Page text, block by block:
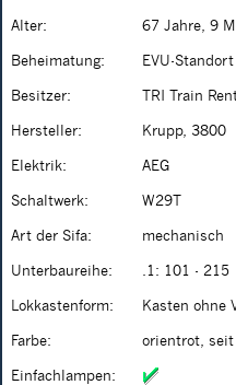
Alter: 67 Jahre, 9
Beheimatung: EVU-
Besitzer: TRI Train
Hersteller: Krupp, 3800
Elektrik: AEG
Schaltwerk: W29T
Art der Sifa: mechanisch
Unterbaureihe: .1: 101 - 215
Lokkastenform: Kasten ohne
Farbe: orientrot,
Einfachlampen: